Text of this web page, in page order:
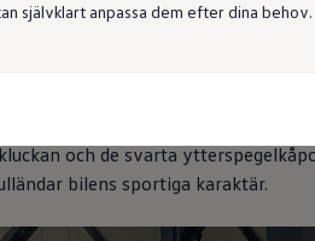
självklart anpassa dem efter dina behov.
utseende – högblank svarta
och de svarta
bilens sportiga karaktär.